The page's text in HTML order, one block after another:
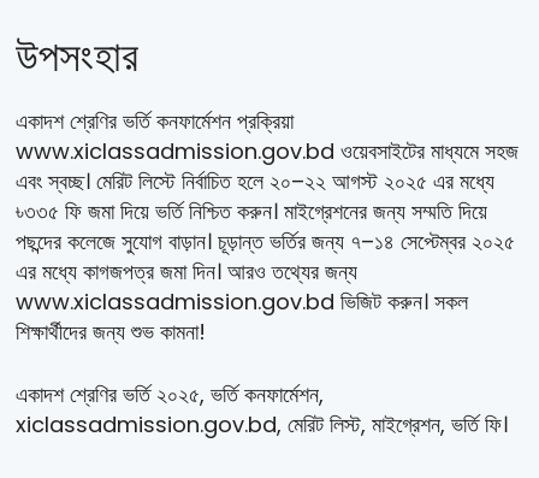
উপসংহার
একাদশ শ্রেণির ভর্তি কনফার্মেশন প্রক্রিয়া
www.xiclassadmission.gov.bd ওয়েবসাইটের মাধ্যমে সহজ
এবং স্বচ্ছ। মেরিট লিস্টে নির্বাচিত হলে ২০–২২ আগস্ট ২০২৫ এর মধ্যে
৳৩৩৫ ফি জমা দিয়ে ভর্তি নিশ্চিত করুন। মাইগ্রেশনের জন্য সম্মতি দিয়ে
পছন্দের কলেজে সুযোগ বাড়ান। চূড়ান্ত ভর্তির জন্য ৭–১৪ সেপ্টেম্বর ২০২৫
এর মধ্যে কাগজপত্র জমা দিন। আরও তথ্যের জন্য
www.xiclassadmission.gov.bd ভিজিট করুন। সকল
শিক্ষার্থীদের জন্য শুভ কামনা!
একাদশ শ্রেণির ভর্তি ২০২৫, ভর্তি কনফার্মেশন,
xiclassadmission.gov.bd, মেরিট লিস্ট, মাইগ্রেশন, ভর্তি ফি।